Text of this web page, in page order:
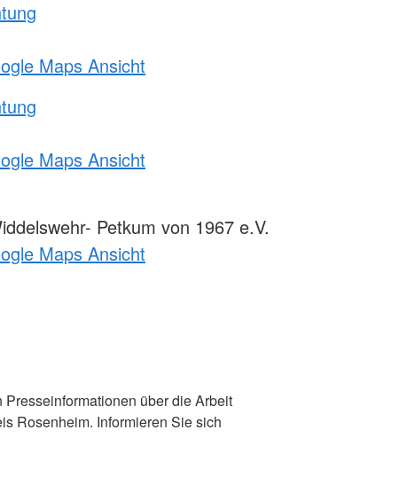
Maps Ansicht
Maps Ansicht
Petkum von 1967 e.V.
Maps Ansicht
über die Arbeit
Rosenheim. Informieren Sie sich